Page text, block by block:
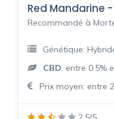
Red Mandarine -
Recommandé à
Génétique:
CBD: entre 0.5%
Prix moyen: entre